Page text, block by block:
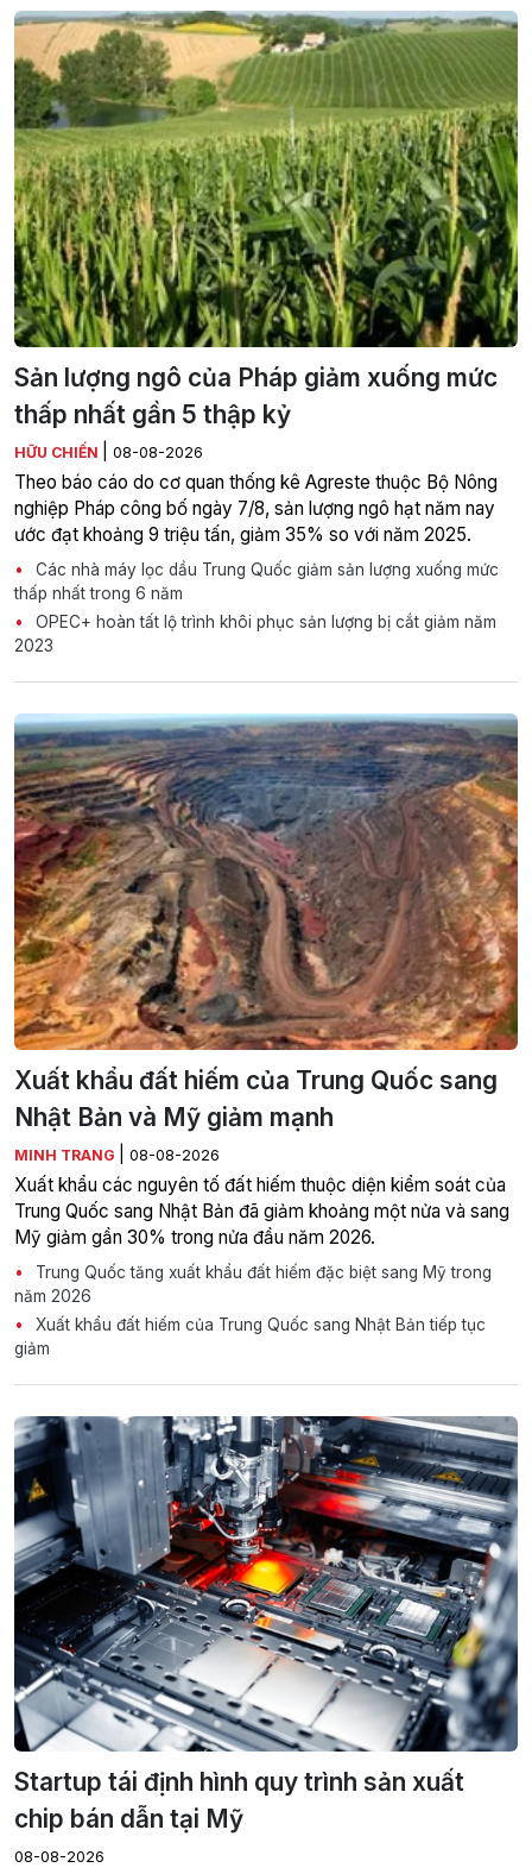
Sản lượng ngô của Pháp giảm xuống mức
thấp nhất gần 5 thập kỷ
HỮU CHIẾN 08-08-2026
Theo báo cáo do cơ quan thống kê Agreste thuộc Bộ Nông
nghiệp Pháp công bố ngày 7/8, sản lượng ngô hạt năm nay
ước đạt khoảng 9 triệu tấn, giảm 35% so với năm 2025.
Các nhà máy lọc dầu Trung Quốc giảm sản lượng xuống mức
thấp nhất trong 6 năm
OPEC+ hoàn tất lộ trình khôi phục sản lượng bị cắt giảm năm
2023
Xuất khẩu đất hiếm của Trung Quốc sang
Nhật Bản và Mỹ giảm mạnh
MINH TRANG 08-08-2026
Xuất khẩu các nguyên tố đất hiếm thuộc diện kiểm soát của
Trung Quốc sang Nhật Bản đã giảm khoảng một nửa và sang
Mỹ giảm gần 30% trong nửa đầu năm 2026.
Trung Quốc tăng xuất khẩu đất hiếm đặc biệt sang Mỹ trong
năm 2026
Xuất khẩu đất hiếm của Trung Quốc sang Nhật Bản tiếp tục
giảm
Startup tái định hình quy trình sản xuất
chip bán dẫn tại Mỹ
08-08-2026